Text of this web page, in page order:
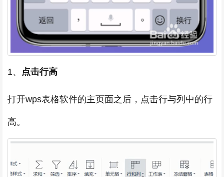
1、 点击行高
打开wps表格软件的主页面之后，点击行与列中的行
高。